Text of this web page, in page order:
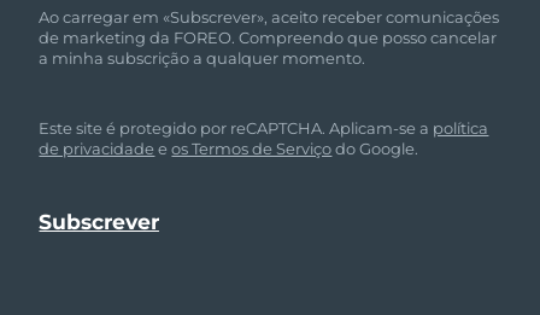
Ao carregar em «Subscrever», aceito receber comunicações
de marketing da FOREO. Compreendo que posso cancelar
a minha subscrição a qualquer momento.
Este site é protegido por reCAPTCHA. Aplicam-se a política
de privacidade eos Termos de Serviçodo Google.